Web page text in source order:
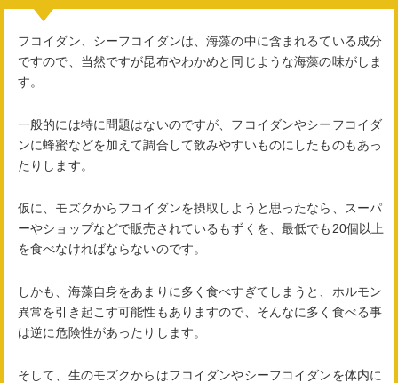
フコイダン、シーフコイダンは、海藻の中に含まれるている成分
ですので、当然ですが昆布やわかめと同じような海藻の味がしま
す。
一般的には特に問題はないのですが、フコイダンやシーフコイダ
ンに蜂蜜などを加えて調合して飲みやすいものにしたものもあっ
たりします。
仮に、モズクからフコイダンを摂取しようと思ったなら、スーパ
ーやショップなどで販売されているもずくを、最低でも20個以上
を食べなければならないのです。
しかも、海藻自身をあまりに多く食べすぎてしまうと、ホルモン
異常を引き起こす可能性もありますので、そんなに多く食べる事
は逆に危険性があったりします。
そして、生のモズクからはフコイダンやシーフコイダンを体内に